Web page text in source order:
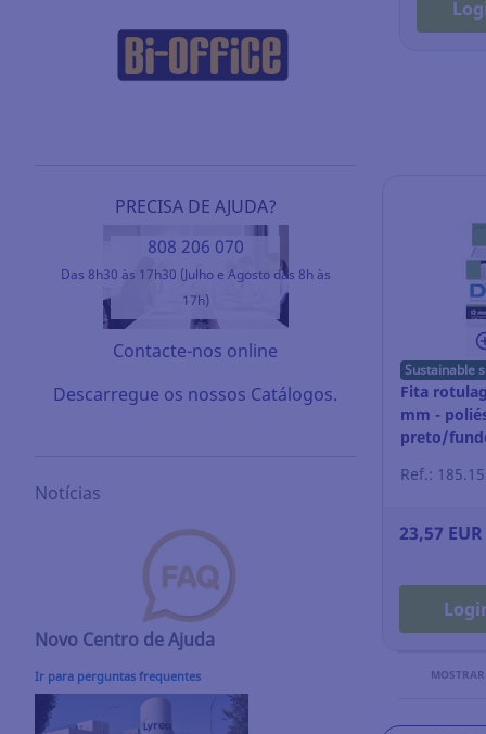
PRECISA DE AJUDA?
808 206 070
Das 8h30 às 17h30 (Julho e Agosto das 8h às
17h)
Contacte-nos online
Descarregue os nossos Catálogos.
Notícias
Novo Centro de Ajuda
Ir para perguntas frequentes
Sustainable
Fita
mm -
preto/
Ref.:
23,57 EUR